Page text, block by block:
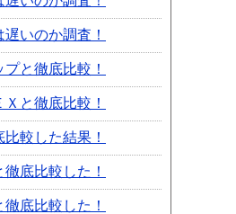
いのか調査！
と徹底比較！
と徹底比較！
較した結果！
底比較した！
底比較した！